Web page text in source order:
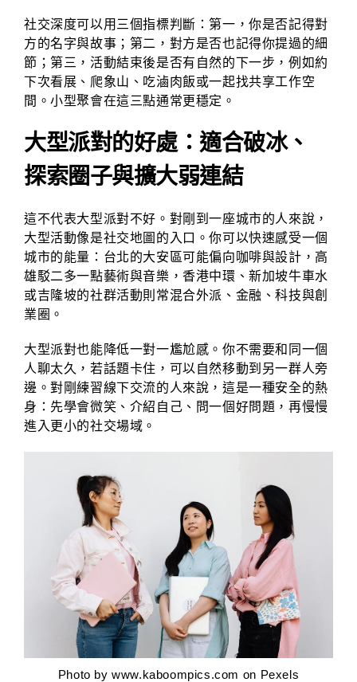
社交深度可以用三個指標判斷：第一，你是否記得對
方的名字與故事；第二，對方是否也記得你提過的細
節；第三，活動結束後是否有自然的下一步，例如約
下次看展、爬象山、吃滷肉飯或一起找共享工作空
間。小型聚會在這三點通常更穩定。
大型派對的好處：適合破冰、
探索圈子與擴大弱連結
這不代表大型派對不好。對剛到一座城市的人來說，
大型活動像是社交地圖的入口。你可以快速感受一個
城市的能量：台北的大安區可能偏向咖啡與設計，高
雄駁二多一點藝術與音樂，香港中環、新加坡牛車水
或吉隆坡的社群活動則常混合外派、金融、科技與創
業圈。
大型派對也能降低一對一尷尬感。你不需要和同一個
人聊太久，若話題卡住，可以自然移動到另一群人旁
邊。對剛練習線下交流的人來說，這是一種安全的熱
身：先學會微笑、介紹自己、問一個好問題，再慢慢
進入更小的社交場域。
Photo bywww.kaboompics.com on Pexels